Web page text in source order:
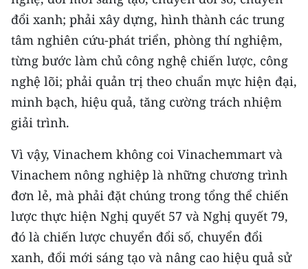
đổi xanh; phải xây dựng, hình thành các trung
tâm nghiên cứu-phát triển, phòng thí nghiệm,
từng bước làm chủ công nghệ chiến lược, công
nghệ lõi; phải quản trị theo chuẩn mực hiện đại,
minh bạch, hiệu quả, tăng cường trách nhiệm
giải trình.
Vì vậy, Vinachem không coi Vinachemmart và
Vinachem nông nghiệp là những chương trình
đơn lẻ, mà phải đặt chúng trong tổng thể chiến
lược thực hiện Nghị quyết 57 và Nghị quyết 79,
đó là chiến lược chuyển đổi số, chuyển đổi
xanh, đổi mới sáng tạo và nâng cao hiệu quả sử